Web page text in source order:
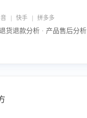
| 快手 | 拼多多
货退款分析 · 产品售后分析